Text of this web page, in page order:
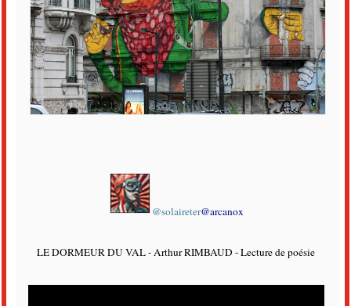
@solaireter@arcanox
LE DORMEUR DU VAL - Arthur RIMBAUD - Lecture de poésie